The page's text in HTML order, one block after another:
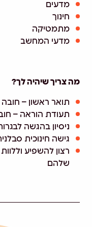
מדעים
חינוך
מתמטיקה
מדעי המחשב
מה צריך שיהיה לך?
תואר ראשון – חובה
תעודת הוראה –
ניסיון בהגשה
גישה חינוכית
רצון להשפיע
שלהם